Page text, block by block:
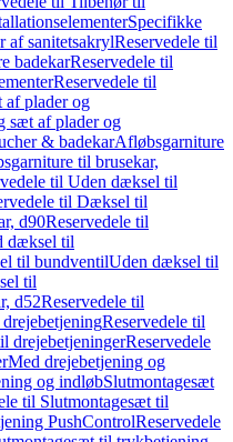
Specifikke
af sanitetsakrylReservedele til
badekarReservedele til
Reservedele til
plader og
sæt af plader og
& badekarAfløbsgarniture
til brusekar,
til Uden dæksel til
til Dæksel til
d90Reservedele til
dæksel til
til bundventilUden dæksel til
til
d52Reservedele til
Reservedele til
drejebetjeningerReservedele
Med drejebetjening og
og indløbSlutmontagesæt
til Slutmontagesæt til
PushControlReservedele